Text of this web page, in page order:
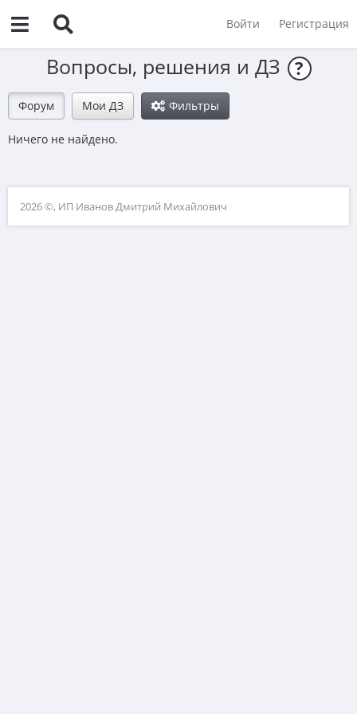
Войти Регистрация
Вопросы, решения и ДЗ ?
Форум Мои ДЗ Фильтры
Ничего не найдено.
2026 ©, ИП Иванов Дмитрий Михайлович